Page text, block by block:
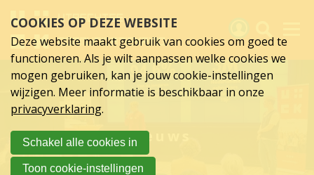
links
over
Spring
hoofd
inhoud
Spring
naar
hoofdnavigatie
Nieuws
Activiteiten
Nieuws
Verslagen
Sluit je aan
COOKIES OP DEZE WEBSITE
Deze website maakt gebruik van cookies om goed te
functioneren. Als je wilt aanpassen welke cookies we
mogen gebruiken, kan je jouw cookie-instellingen
wijzigen. Meer informatie is beschikbaar in onze
privacyverklaring.
Schakel alle cookies in
Toon cookie-instellingen